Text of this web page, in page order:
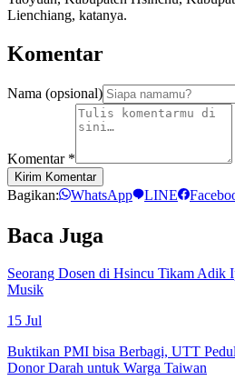
Lienchiang, katanya.
Komentar
Nama (opsional)
Komentar *
Kirim Komentar
Bagikan: WhatsApp LINE
Baca Juga
Seorang Dosen di Hsincu Tikam Adik
Musik
15 Jul
Buktikan PMI bisa Berbagi, UTT
Donor Darah untuk Warga Taiwan